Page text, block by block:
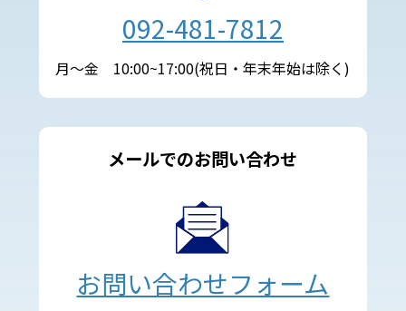
092-481-7812
月～金 10:00~17:00(祝日・年末年始は除く)
メールでのお問い合わせ
お問い合わせフォーム